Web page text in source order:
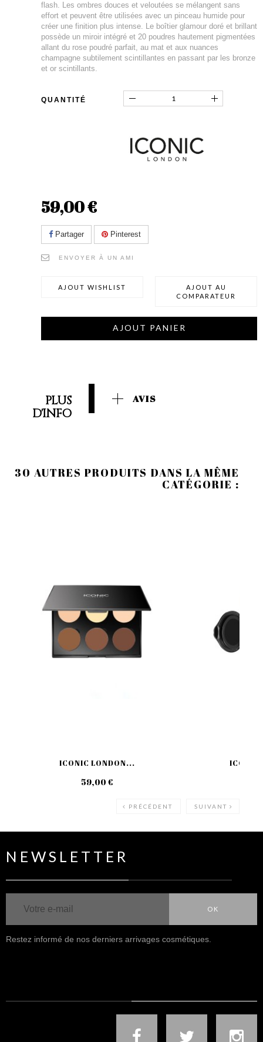
flash. Les ombres douces et veloutées se mélangent sans
effort et peuvent être utilisées avec un pinceau humide pour
créer une finition plus intense. Le boîtier glamour doré et brillant
possède un miroir intégré et 20 poudres hautement pigmentées
allant du rose poudré parfait, au mat et aux nuances
champagne subtilement scintillantes en passant par les bronze
et or scintillants.
QUANTITÉ
59,00 €
Partager Pinterest
ENVOYER À UN AMI
AJOUT WISHLIST
AJOUT AU
COMPARATEUR
AJOUT PANIER
PLUS
D'INFO
AVIS
30 AUTRES PRODUITS DANS LA MÊME
CATÉGORIE :
ICONIC LONDON...
59,00 €
ICONIC
PRÉCÉDENT SUIVANT
NEWSLETTER
OK
Restez informé de nos derniers arrivages cosmétiques.